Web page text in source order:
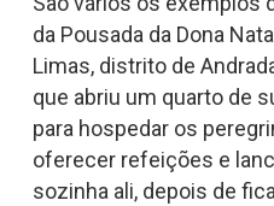
da Pousada da Dona
Limas, distrito de
que abriu um quarto de
para hospedar os
oferecer refeições e
sozinha ali, depois de